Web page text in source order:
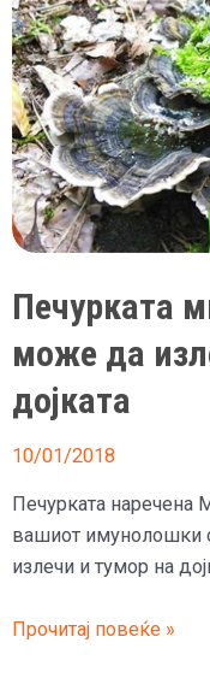
Печурката
може да
дојката
10/01/2018
Печурката наречена
вашиот имунолошки
излечи и тумор на
Печурката
Прочитај повеќе »